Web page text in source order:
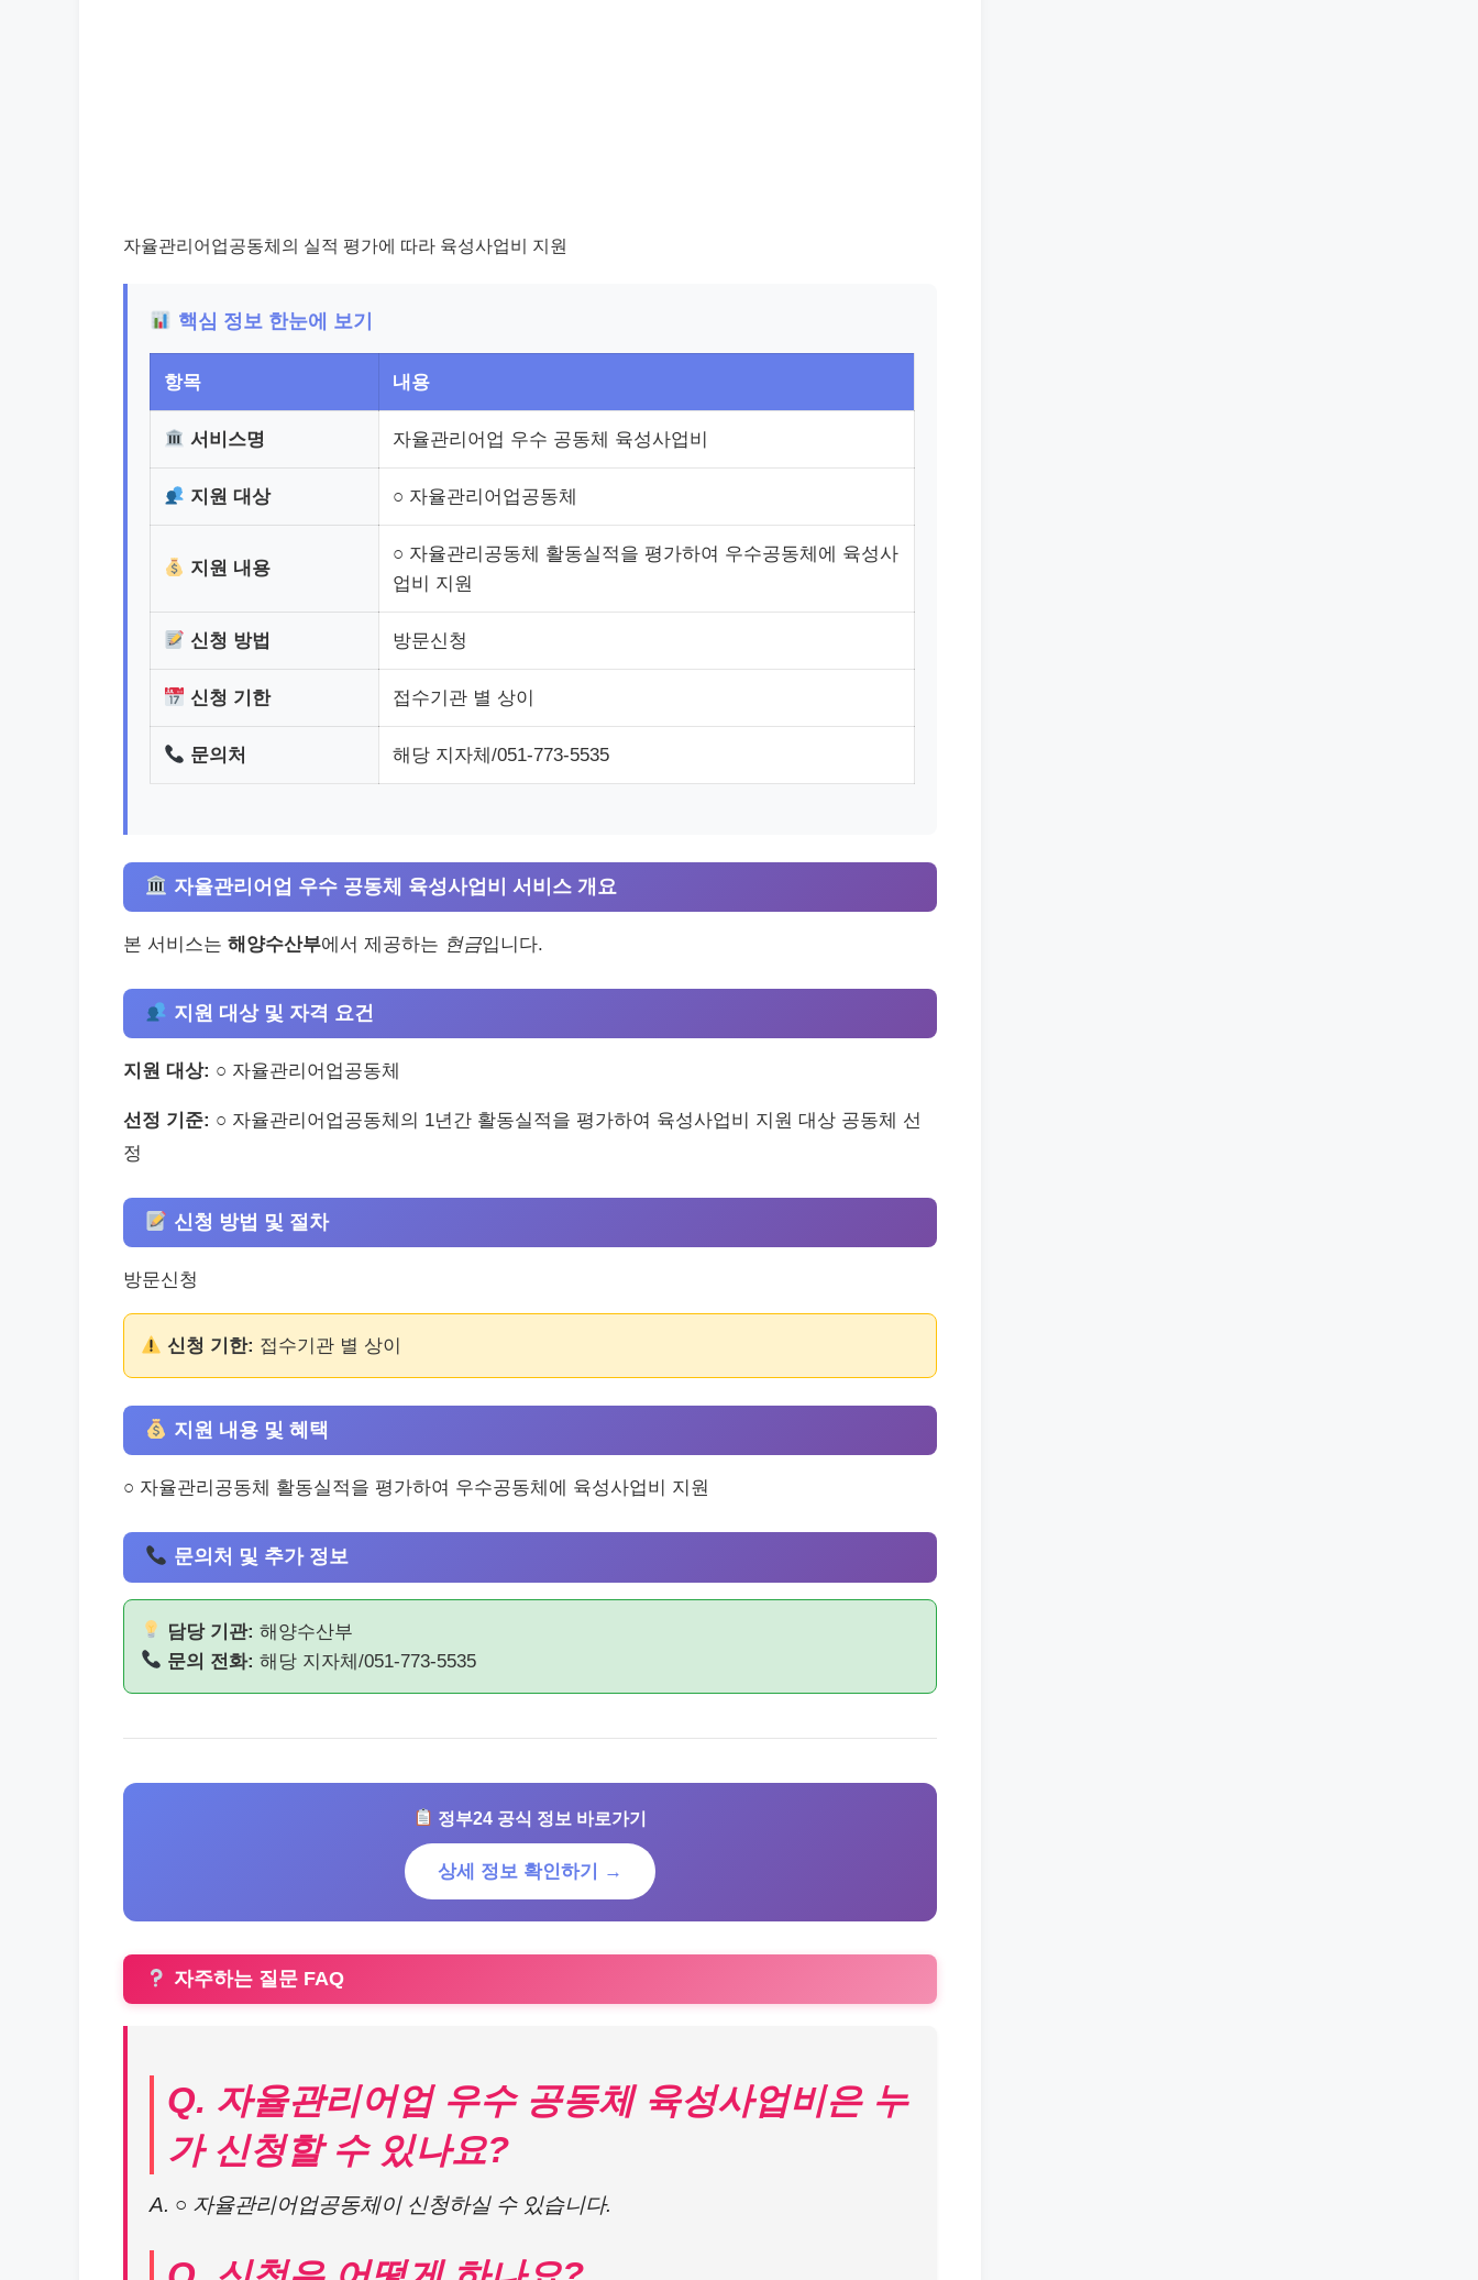
자율관리어업공동체의 실적 평가에 따라 육성사업비 지원
핵심 정보 한눈에 보기
항목 내용
서비스명 자율관리어업 우수 공동체 육성사업비
지원 대상 ○ 자율관리어업공동체
지원 내용
○ 자율관리공동체 활동실적을 평가하여 우수공동체에 육성사
업비 지원
신청 방법 방문신청
신청 기한 접수기관 별 상이
문의처 해당 지자체/051-773-5535
자율관리어업 우수 공동체 육성사업비 서비스 개요
본 서비스는 해양수산부에서 제공하는 현금입니다.
지원 대상 및 자격 요건
지원 대상: ○ 자율관리어업공동체
선정 기준: ○ 자율관리어업공동체의 1년간 활동실적을 평가하여 육성사업비 지원 대상 공동체 선
정
신청 방법 및 절차
방문신청
신청 기한: 접수기관 별 상이
지원 내용 및 혜택
○ 자율관리공동체 활동실적을 평가하여 우수공동체에 육성사업비 지원
문의처 및 추가 정보
담당 기관: 해양수산부
문의 전화: 해당 지자체/051-773-5535
정부24 공식 정보 바로가기
상세 정보 확인하기 →
자주하는 질문 FAQ
Q. 자율관리어업 우수 공동체 육성사업비은 누
가 신청할 수 있나요?
A. ○ 자율관리어업공동체이 신청하실 수 있습니다.